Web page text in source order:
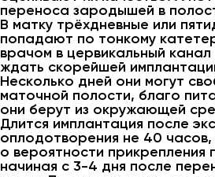
переноса зародышей в
В матку трёхдневные или
попадают по тонкому
врачом в цервикальный
ждать скорейшей
Несколько дней они могут
маточной полости, благо
они берут из окружающей
Длится имплантация после
оплодотворения не 40
о вероятности прикрепления
начиная с 3-4 дня после